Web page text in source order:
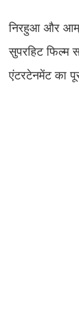
निरहुआ और
सुपरहिट फिल्म
एंटरटेनमेंट का